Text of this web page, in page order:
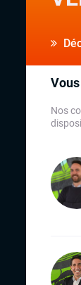
Nos